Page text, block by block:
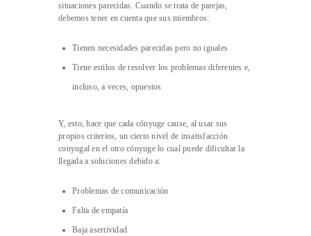
situaciones parecidas. Cuando se trata de parejas,
debemos tener en cuenta que sus miembros:
Tienen necesidades parecidas pero no iguales
Tiene estilos de resolver los problemas diferentes e,
incluso, a veces, opuestos
Y, esto, hace que cada cónyuge cause, al usar sus
propios criterios, un cierto nivel de insatisfacción
conyugal en el otro cónyuge lo cual puede dificultar la
llegada a soluciones debido a:
Problemas de comunicación
Falta de empatía
Baja asertividad